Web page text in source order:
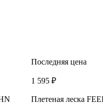
Последняя цена
1 595 ₽
Плетеная леска